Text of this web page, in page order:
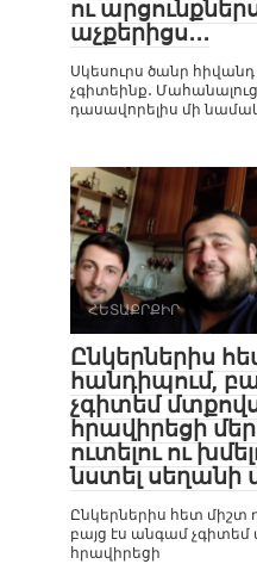
ու
աչքերիցս․․․
Սկեսուրս ծանր հիվանդ
չգիտեինք․
դասավորելիս մի
ՀԵՏԱՔՐՔԻՐ
Ընկերներիս
հանդիպում,
չգիտեմ
հրավիրեցի
ուտելու ու
նստել սեղանի
Ընկերներիս հետ միշտ
բայց էս անգամ
հրավիրեցի